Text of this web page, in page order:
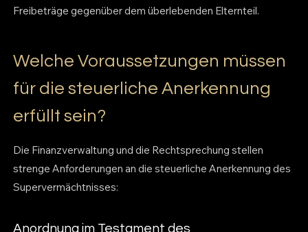
Freibeträge gegenüber dem überlebenden Elternteil.
Welche Voraussetzungen müssen
für die steuerliche Anerkennung
erfüllt sein?
Die Finanzverwaltung und die Rechtsprechung stellen
strenge Anforderungen an die steuerliche Anerkennung des
Supervermächtnisses:
Anordnung im Testament des